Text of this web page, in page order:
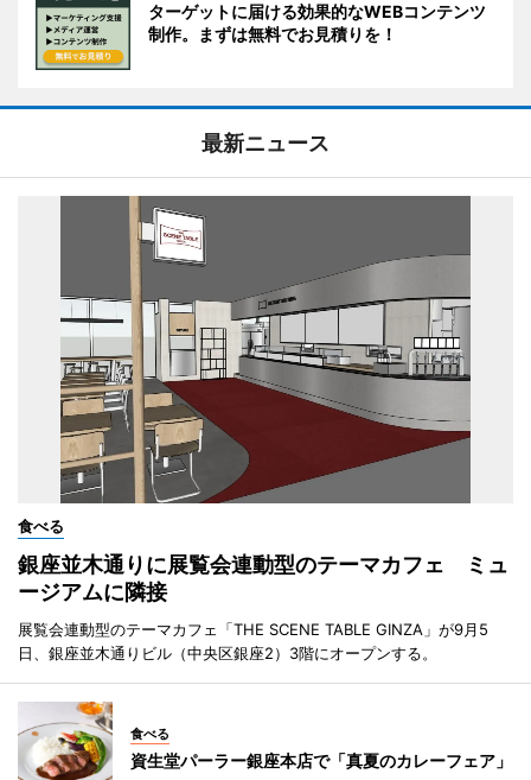
ターゲットに届ける効果的なWEBコンテンツ
制作。まずは無料でお見積りを！
最新ニュース
食べる
銀座並木通りに展覧会連動型のテーマカフェ ミュ
ージアムに隣接
展覧会連動型のテーマカフェ「THE SCENE TABLE GINZA」が9月5
日、銀座並木通りビル（中央区銀座2）3階にオープンする。
食べる
資生堂パーラー銀座本店で「真夏のカレーフェア」